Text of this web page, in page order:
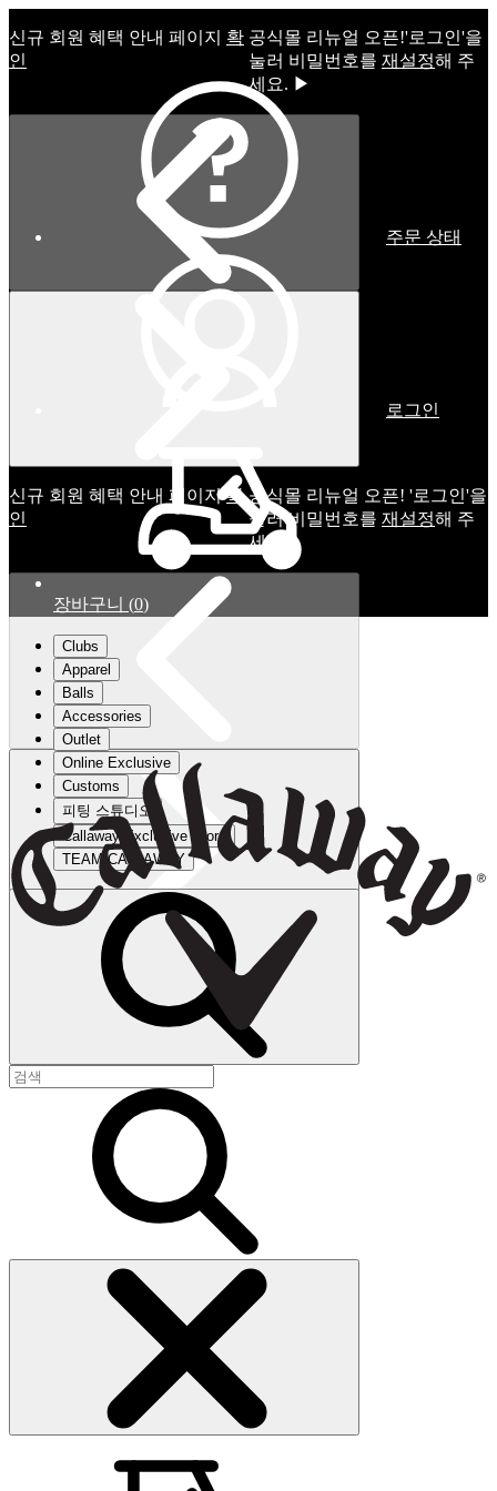
신규 회원 혜택 안내 페이지 확
인
공식몰 리뉴얼 오픈!ㅤ'로그인'을
눌러 비밀번호를 재설정해 주
세요. ▶
신규 회원 혜택 안내 페이지확
인
공식몰 리뉴얼 오픈! '로그인'을
눌러 비밀번호를 재설정해 주
세요.
주문 상태
로그인
장바구니 (0)
Clubs
Apparel
Balls
Accessories
Outlet
Online Exclusive
Customs
피팅 스튜디오
Callaway Exclusive Store
TEAM CALLAWAY